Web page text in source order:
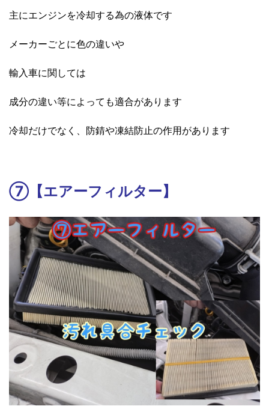
主にエンジンを冷却する為の液体です
メーカーごとに色の違いや
輸入車に関しては
成分の違い等によっても適合があります
冷却だけでなく、防錆や凍結防止の作用があります
⑦【エアーフィルター】